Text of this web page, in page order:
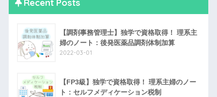
Recent Posts
【調剤事務管理士】独学で資格取得！ 理系主
婦のノート：後発医薬品調剤体制加算
2022-03-01
【FP3級】独学で資格取得！ 理系主婦のノー
ト：セルフメディケーション税制